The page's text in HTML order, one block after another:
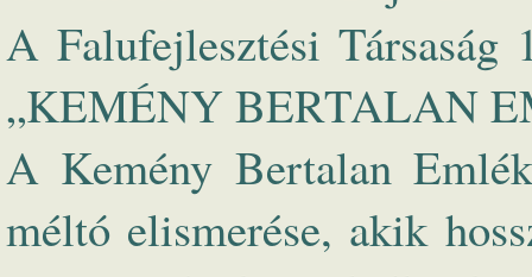
A Falufejlesztési Társaság
„KEMÉNY BERTALAN
A Kemény Bertalan
méltó elismerése, akik